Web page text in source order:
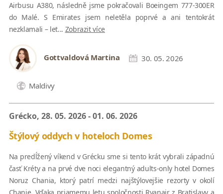
Airbusu A380, následně jsme pokračovali Boeingem 777-300ER
do Malé. S Emirates jsem neletěla poprvé a ani tentokrát
nezklamali – let... Zobrazit více
Gottvaldová Martina 30. 05. 2026
Maldivy
Grécko, 28. 05. 2026 - 01. 06. 2026
Štýlový oddych v hoteloch Domes
Na predĺžený víkend v Grécku sme si tento krát vybrali západnú
časť Kréty a na prvé dve noci elegantný adults-only hotel Domes
Noruz Chania, ktorý patrí medzi najštýlovejšie rezorty v okolí